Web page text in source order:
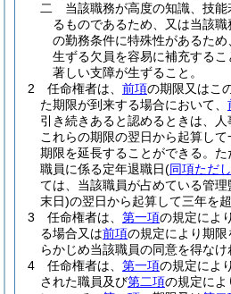
二
当該職務が高度の知識、技
るものであるため、又は当該
の勤務条件に特殊性があるた
生ずる欠員を容易に補充する
著しい支障が生ずること。
2
任命権者は、 前項の期限又はこ
た期限が到来する場合において、
引き続きあると認めるときは、人
これらの期限の翌日から起算し
期限を延長することができる。 た
職員に係る定年退職日(同項ただ
ては、当該職員が占めている管
末日)の翌日から起算して三年を
3
任命権者は、 第一項の規定によ
る場合又は前項の規定により期
らかじめ当該職員の同意を得なけ
4
任命権者は、 第一項の規定によ
された職員及び第二項の規定によ